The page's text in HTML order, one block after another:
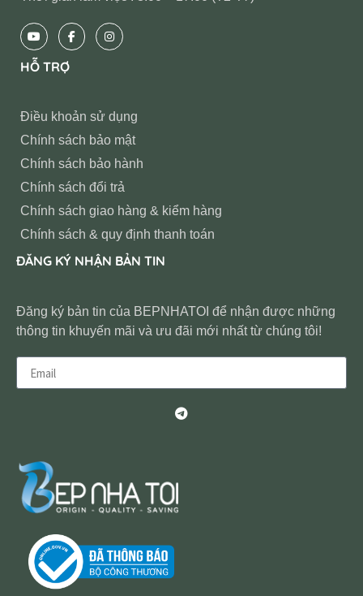
HỖ TRỢ
Điều khoản sử dụng
Chính sách bảo mật
Chính sách bảo hành
Chính sách đổi trả
Chính sách giao hàng & kiểm hàng
Chính sách & quy định thanh toán
ĐĂNG KÝ NHẬN BẢN TIN
Đăng ký bản tin của BEPNHATOI để nhận được những
thông tin khuyến mãi và ưu đãi mới nhất từ chúng tôi!